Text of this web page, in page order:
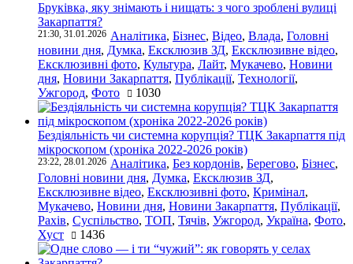
Бруківка, яку знімають і нищать: з чого зроблені вулиці
Закарпаття?
21:30, 31.01.2026 Аналітика, Бізнес, Відео, Влада, Головні
новини дня, Думка, Ексклюзив ЗД, Ексклюзивне відео,
Ексклюзивні фото, Культура, Лайт, Мукачево, Новини
дня, Новини Закарпаття, Публікації, Технології,
Ужгород, Фото 1030
Бездіяльність чи системна корупція? ТЦК Закарпаття під
мікроскопом (хроніка 2022-2026 років)
23:22, 28.01.2026 Аналітика, Без кордонів, Берегово, Бізнес,
Головні новини дня, Думка, Ексклюзив ЗД,
Ексклюзивне відео, Ексклюзивні фото, Кримінал,
Мукачево, Новини дня, Новини Закарпаття, Публікації,
Рахів, Суспільство, ТОП, Тячів, Ужгород, Україна, Фото,
Хуст
1436